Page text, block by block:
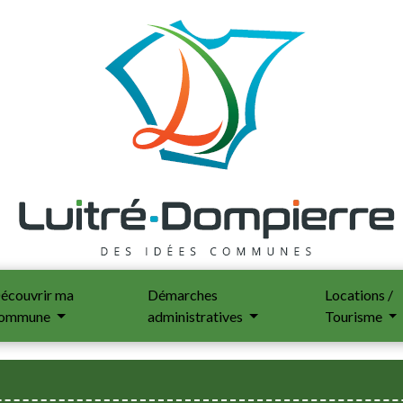
ma
Démarches
administratives
Locations /
Tourisme